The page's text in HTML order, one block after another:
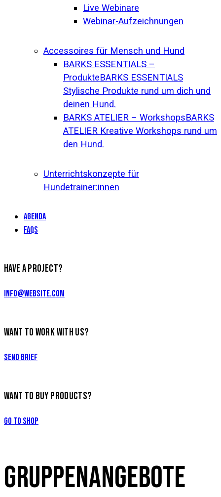
Live Webinare
Webinar-Aufzeichnungen
Accessoires für Mensch und Hund
BARKS ESSENTIALS –
ProdukteBARKS ESSENTIALS
Stylische Produkte rund um dich und
deinen Hund.
BARKS ATELIER – WorkshopsBARKS
ATELIER Kreative Workshops rund um
den Hund.
Unterrichtskonzepte für
Hundetrainer:innen
AGENDA
FAQs
HAVE A PROJECT?
info@website.com
WANT TO WORK WITH US?
Send Brief
WANT TO BUY PRODUCTS?
Go to Shop
GRUPPENANGEBOTE